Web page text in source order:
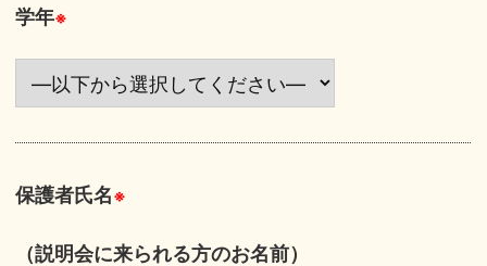
学年※
保護者氏名※
（説明会に来られる方のお名前）